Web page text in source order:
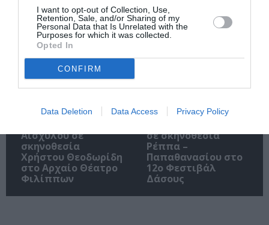
I want to opt-out of Collection, Use,
Retention, Sale, and/or Sharing of my
Personal Data that Is Unrelated with the
Purposes for which it was collected.
Opted In
CONFIRM
Data Deletion Data Access Privacy Policy
Δημοτικό Θέατρο
Λυκαβηττού
Δημήτρη Τάρλοου
στα Αισχύλεια 2026
Αισχύλου σε
σκηνοθεσία
Χρήστου Θεοδωρίδη
στο Αρχαίο Θέατρο
Φιλίππων
σε σκηνοθεσία
Ρέππα –
Παπαθανασίου στο
12ο Φεστιβάλ
Δάσους